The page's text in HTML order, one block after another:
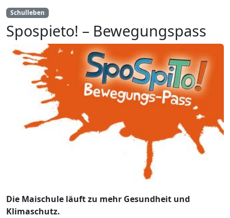
Schulleben
Spospieto! – Bewegungspass
Die Maischule läuft zu mehr Gesundheit und
Klimaschutz.